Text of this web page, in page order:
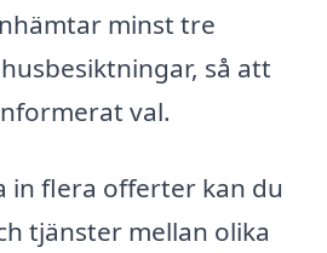
minst tre
så att
val.
in flera offerter kan du
tjänster mellan olika